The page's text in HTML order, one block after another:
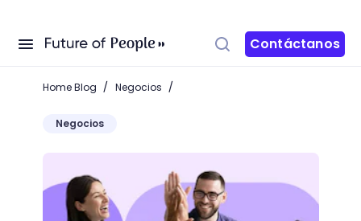
Contáctanos
Home Blog / Negocios /
Negocios
¿Cómo hacer una lluvia de ideas? Pasos y